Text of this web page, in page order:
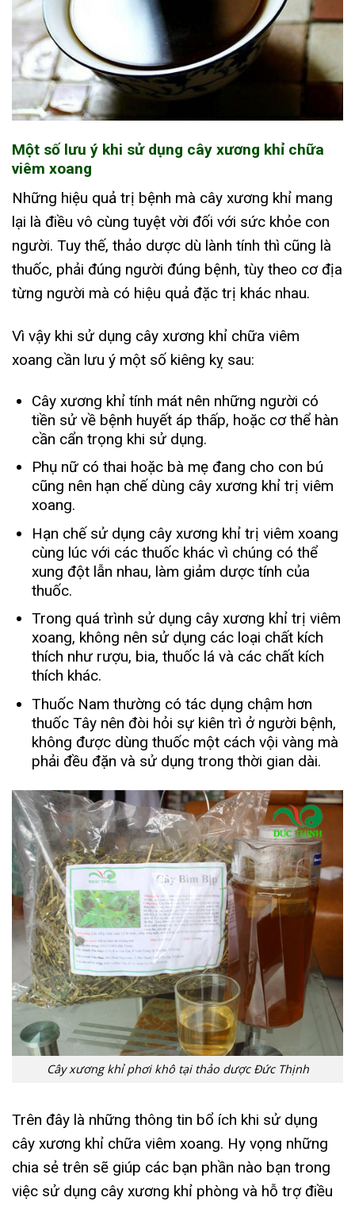
Một số lưu ý khi sử dụng cây xương khỉ chữa
viêm xoang
Những hiệu quả trị bệnh mà cây xương khỉ mang
lại là điều vô cùng tuyệt vời đối với sức khỏe con
người. Tuy thế, thảo dược dù lành tính thì cũng là
thuốc, phải đúng người đúng bệnh, tùy theo cơ địa
từng người mà có hiệu quả đặc trị khác nhau.
Vì vậy khi sử dụng cây xương khỉ chữa viêm
xoang cần lưu ý một số kiêng kỵ sau:
Cây xương khỉ tính mát nên những người có
tiền sử về bệnh huyết áp thấp, hoặc cơ thể hàn
cần cẩn trọng khi sử dụng.
Phụ nữ có thai hoặc bà mẹ đang cho con bú
cũng nên hạn chế dùng cây xương khỉ trị viêm
xoang.
Hạn chế sử dụng cây xương khỉ trị viêm xoang
cùng lúc với các thuốc khác vì chúng có thể
xung đột lẫn nhau, làm giảm dược tính của
thuốc.
Trong quá trình sử dụng cây xương khỉ trị viêm
xoang, không nên sử dụng các loại chất kích
thích như rượu, bia, thuốc lá và các chất kích
thích khác.
Thuốc Nam thường có tác dụng chậm hơn
thuốc Tây nên đòi hỏi sự kiên trì ở người bệnh,
không được dùng thuốc một cách vội vàng mà
phải đều đặn và sử dụng trong thời gian dài.
Cây xương khỉ phơi khô tại thảo dược Đức Thịnh
Trên đây là những thông tin bổ ích khi sử dụng
cây xương khỉ chữa viêm xoang. Hy vọng những
chia sẻ trên sẽ giúp các bạn phần nào bạn trong
việc sử dụng cây xương khỉ phòng và hỗ trợ điều